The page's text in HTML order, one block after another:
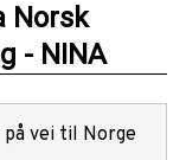
Norsk
- NINA
vei til Norge